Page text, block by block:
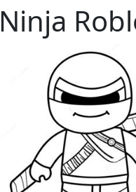
Ninja